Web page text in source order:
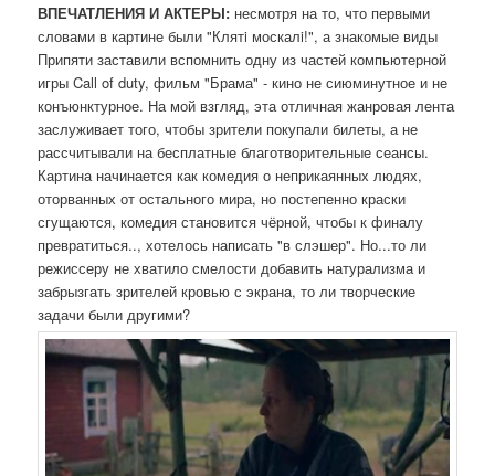
ВПЕЧАТЛЕНИЯ И АКТЕРЫ: несмотря на то, что первыми
словами в картине были "Клятi москалi!", а знакомые виды
Припяти заставили вспомнить одну из частей компьютерной
игры Call of duty, фильм "Брама" - кино не сиюминутное и не
конъюнктурное. На мой взгляд, эта отличная жанровая лента
заслуживает того, чтобы зрители покупали билеты, а не
рассчитывали на бесплатные благотворительные сеансы.
Картина начинается как комедия о неприкаянных людях,
оторванных от остального мира, но постепенно краски
сгущаются, комедия становится чёрной, чтобы к финалу
превратиться.., хотелось написать "в слэшер". Но...то ли
режиссеру не хватило смелости добавить натурализма и
забрызгать зрителей кровью с экрана, то ли творческие
задачи были другими?